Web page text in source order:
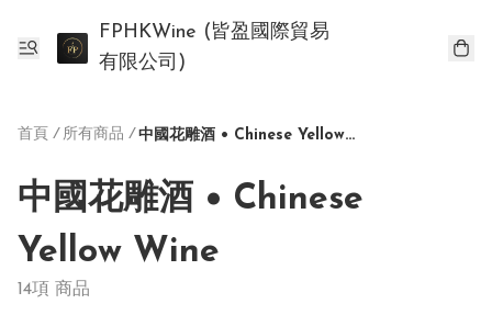
FPHKWine (皆盈國際貿易
有限公司)
首頁 / 所有商品 / 中國花雕酒 • Chinese Yellow Wine
中國花雕酒 • Chinese
Yellow Wine
14項 商品